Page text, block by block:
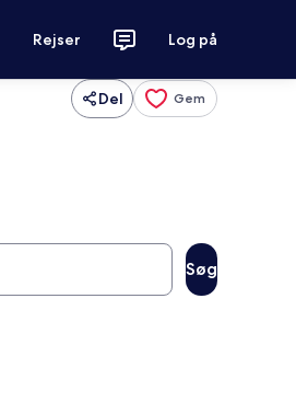
Rejser Log på
Del Gem
Søg